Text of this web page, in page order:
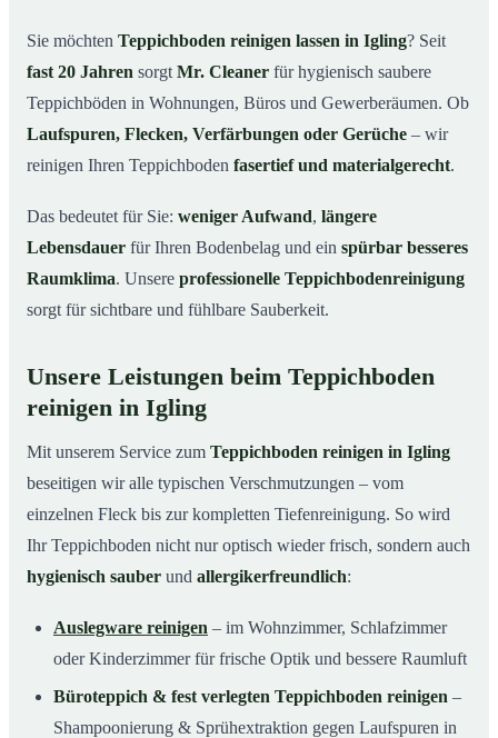
Igling?
So funktioniert’s
So reinigen unsere Profis Teppichböden in Igling
Sie möchten Teppichboden reinigen lassen in Igling? Seit
fast 20 Jahren sorgt Mr. Cleaner für hygienisch saubere
Teppichböden in Wohnungen, Büros und Gewerberäumen. Ob
Laufspuren, Flecken, Verfärbungen oder Gerüche – wir
reinigen Ihren Teppichboden fasertief und materialgerecht.
Das bedeutet für Sie: weniger Aufwand, längere
Lebensdauer für Ihren Bodenbelag und ein spürbar besseres
Raumklima. Unsere professionelle Teppichbodenreinigung
sorgt für sichtbare und fühlbare Sauberkeit.
Unsere Leistungen beim Teppichboden
reinigen in Igling
Mit unserem Service zum Teppichboden reinigen in Igling
beseitigen wir alle typischen Verschmutzungen – vom
einzelnen Fleck bis zur kompletten Tiefenreinigung. So wird
Ihr Teppichboden nicht nur optisch wieder frisch, sondern auch
hygienisch sauber und allergikerfreundlich:
Auslegware reinigen – im Wohnzimmer, Schlafzimmer
oder Kinderzimmer für frische Optik und bessere Raumluft
Büroteppich & fest verlegten Teppichboden reinigen –
Shampoonierung & Sprühextraktion gegen Laufspuren in